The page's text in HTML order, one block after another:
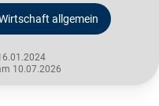
allgemein
10.07.2026